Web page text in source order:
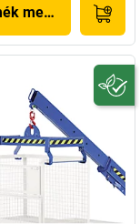
megjelenítése